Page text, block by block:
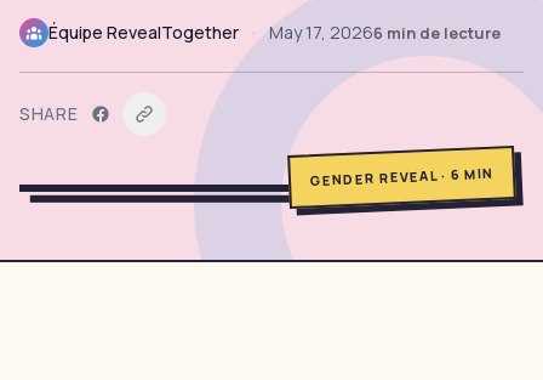
Connexion
Commencer
Équipe RevealTogether • May 17, 20266 min de lecture
SHARE
GENDER REVEAL· 6 MIN